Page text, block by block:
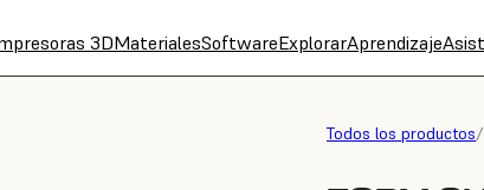
3DMaterialesSoftwareExplorarAprendizaje
Todos los productos/